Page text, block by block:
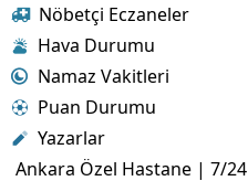
Nöbetçi Eczaneler
Hava Durumu
Namaz Vakitleri
Puan Durumu
Yazarlar
Ankara Özel Hastane | 7/24